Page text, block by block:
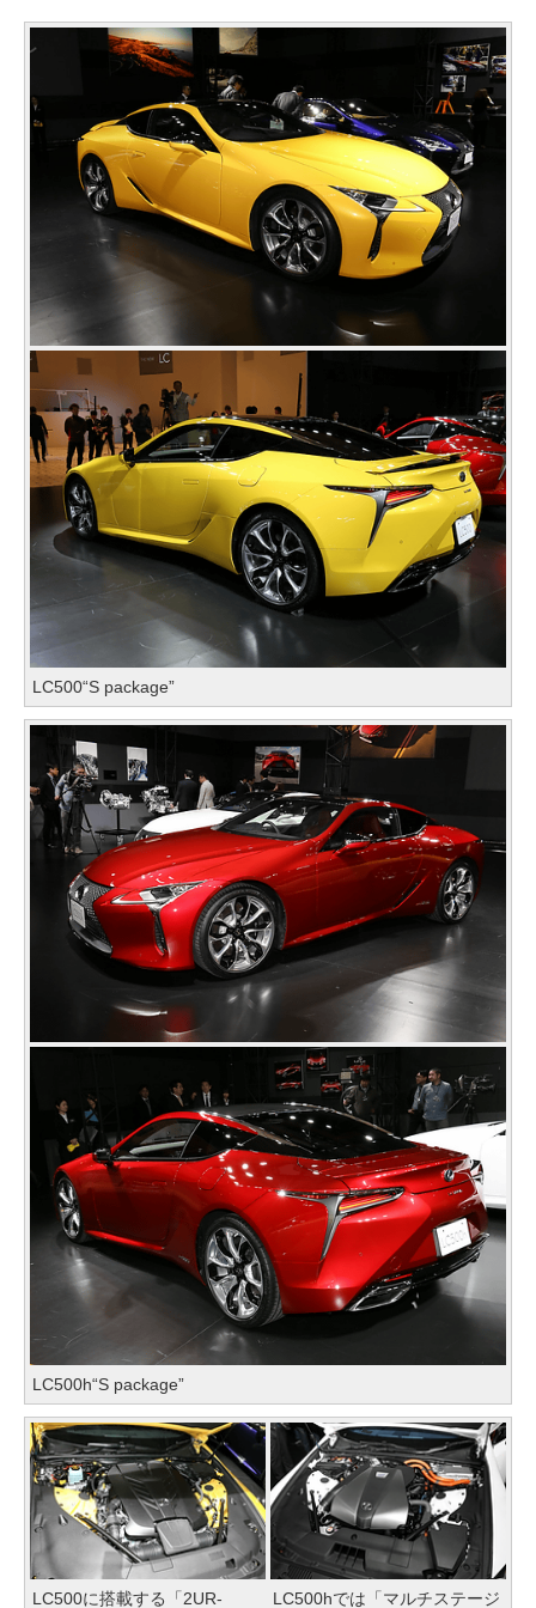
LC500“S package”
LC500h“S package”
LC500に搭載する「2UR- LC500hでは「マルチステージ